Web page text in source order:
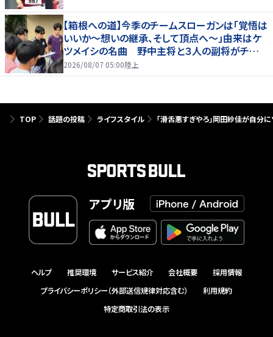
【箱根への道】今季のチームスローガンは「覚悟は
いいか～想いの継承、そして頂点へ～」由来はケ
ツメイシの名曲 野中主将と３人の副将がチーム
を引っ張る…夏合宿特集第１弾、国学院大
2026/08/07 05:00陸上
TOP 話題の投稿 ライフスタイル 「滑舌悪すぎやろ」岡田紗佳が自分
アプリ版
ヘルプ 推奨環境 サービス紹介 会社概要
採用情報
プライバシーポリシー（外部送信規律対応含む）
利用規約
特定商取引法の表示